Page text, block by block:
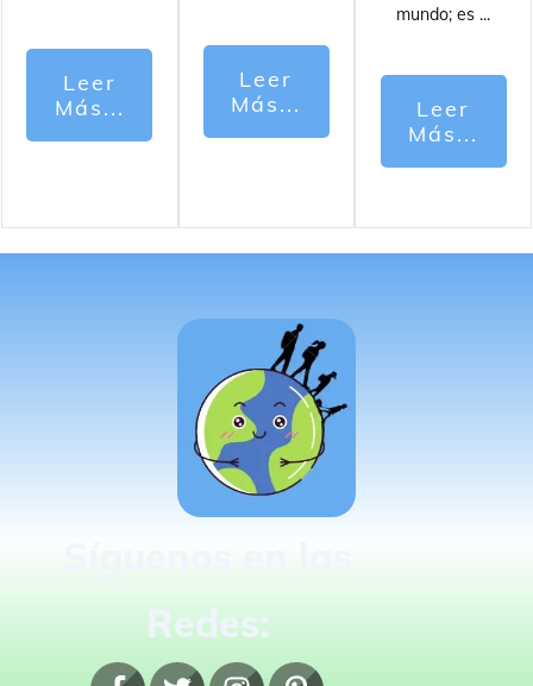
Leer
Más...
Leer
Más...
mundo; es ...
Leer
Más...
Redes: